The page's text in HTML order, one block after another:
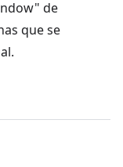
de
que se